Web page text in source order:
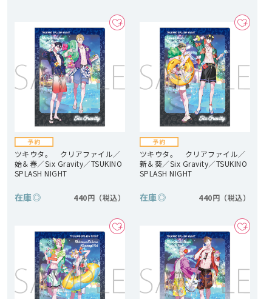
ツキウタ。 クリアファイル／
始＆春／Six Gravity／TSUKINO
SPLASH NIGHT
在庫◎ 440円
ツキウタ。 クリアファイル／
新＆葵／Six Gravity／TSUKINO
SPLASH NIGHT
在庫◎ 440円